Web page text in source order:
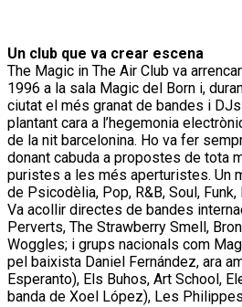
Un club que va crear escena
The Magic in The Air Club va
1996 a la sala Magic del Born i,
ciutat el més granat de bandes i
plantant cara a l’hegemonia
de la nit barcelonina. Ho va fer
donant cabuda a propostes de tota
puristes a les més aperturistes. Un
de Psicodèlia, Pop, R&B, Soul,
Va acollir directes de bandes
Perverts, The Strawberry Smell,
Woggles; i grups nacionals com
pel baixista Daniel Fernández, ara
Esperanto), Els Buhos, Art School,
banda de Xoel López), Les